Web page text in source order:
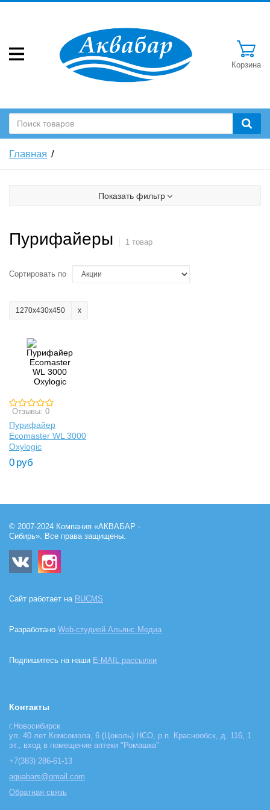
Корзина
Главная
Показать фильтр
Пурифайеры 1 товар
Сортировать по
1270х430х450
Отзывы: 0
Пурифайер
Ecomaster WL 3000
Oxylogic
0 руб
© 2007-2024 Компания «АКВАБАР -
Сибирь». Все права защищены.
Сайт работает на RUCMS
Разработано Web-студией Альянс Медиа
Подпишитесь на наши E-MAIL рассылки
Контакты
г.Новосибирск
ул. 40 лет Комсомола, 6 (Цоколь) НСО, р.п. Краснообск, д. 116, 1
эт., вход в помещение аптеки "Ромашка"
+7(383) 286-61-13
aquabars@gmail.com
Обратная связь